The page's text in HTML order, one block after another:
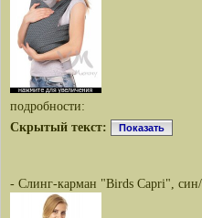
подробности:
Скрытый текст:
Показать
- Слинг-карман "Birds Capri",